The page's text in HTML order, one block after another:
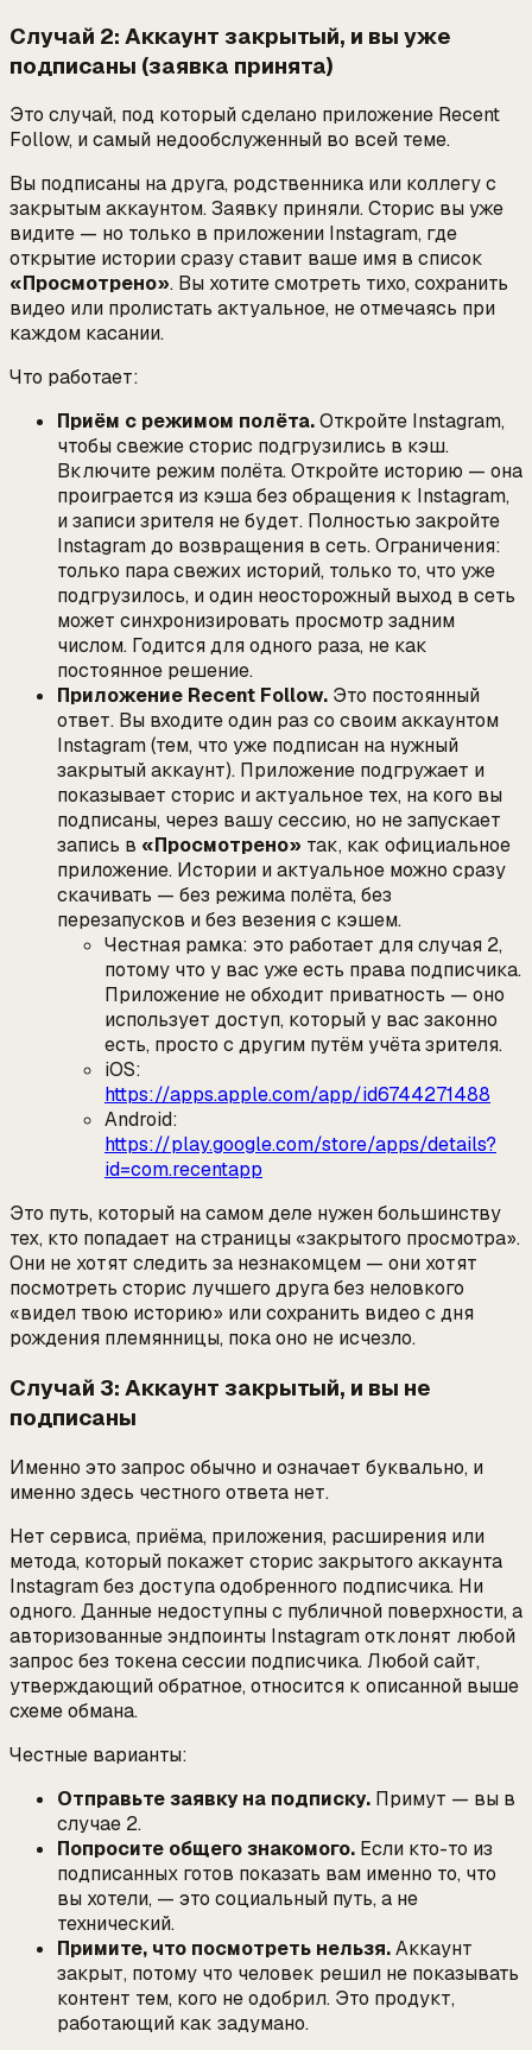
Случай 2: Аккаунт закрытый, и вы уже
подписаны (заявка принята)
Это случай, под который сделано приложение Recent
Follow, и самый недообслуженный во всей теме.
Вы подписаны на друга, родственника или коллегу с
закрытым аккаунтом. Заявку приняли. Сторис вы уже
видите — но только в приложении Instagram, где
открытие истории сразу ставит ваше имя в список
«Просмотрено». Вы хотите смотреть тихо, сохранить
видео или пролистать актуальное, не отмечаясь при
каждом касании.
Что работает:
Приём с режимом полёта.Откройте Instagram,
чтобы свежие сторис подгрузились в кэш.
Включите режим полёта. Откройте историю — она
проиграется из кэша без обращения к Instagram,
и записи зрителя не будет. Полностью закройте
Instagram до возвращения в сеть. Ограничения:
только пара свежих историй, только то, что уже
подгрузилось, и один неосторожный выход в сеть
может синхронизировать просмотр задним
числом. Годится для одного раза, не как
постоянное решение.
Приложение Recent Follow. Это постоянный
ответ. Вы входите один раз со своим аккаунтом
Instagram (тем, что уже подписан на нужный
закрытый аккаунт). Приложение подгружает и
показывает сторис и актуальное тех, на кого вы
подписаны, через вашу сессию, но не запускает
запись в «Просмотрено» так, как официальное
приложение. Истории и актуальное можно сразу
скачивать — без режима полёта, без
перезапусков и без везения с кэшем.
Честная рамка: это работает для случая 2,
потому что у вас уже есть права подписчика.
Приложение не обходит приватность — оно
использует доступ, который у вас законно
есть, просто с другим путём учёта зрителя.
iOS:
https://apps.apple.com/app/id6744271488
Android:
https://play.google.com/store/apps/details?
id=com.recentapp
Это путь, который на самом деле нужен большинству
тех, кто попадает на страницы «закрытого просмотра».
Они не хотят следить за незнакомцем — они хотят
посмотреть сторис лучшего друга без неловкого
«видел твою историю» или сохранить видео с дня
рождения племянницы, пока оно не исчезло.
Случай 3: Аккаунт закрытый, и вы не
подписаны
Именно это запрос обычно и означает буквально, и
именно здесь честного ответа нет.
Нет сервиса, приёма, приложения, расширения или
метода, который покажет сторис закрытого аккаунта
Instagram без доступа одобренного подписчика. Ни
одного. Данные недоступны с публичной поверхности, а
авторизованные эндпоинты Instagram отклонят любой
запрос без токена сессии подписчика. Любой сайт,
утверждающий обратное, относится к описанной выше
схеме обмана.
Честные варианты:
Отправьте заявку на подписку. Примут — вы в
случае 2.
Попросите общего знакомого. Если кто-то из
подписанных готов показать вам именно то, что
вы хотели, — это социальный путь, а не
технический.
Примите, что посмотреть нельзя.Аккаунт
закрыт, потому что человек решил не показывать
контент тем, кого не одобрил. Это продукт,
работающий как задумано.